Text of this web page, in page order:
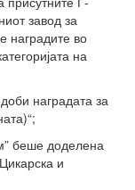
завод за
наградите во
на
наградата за
беше доделена
и